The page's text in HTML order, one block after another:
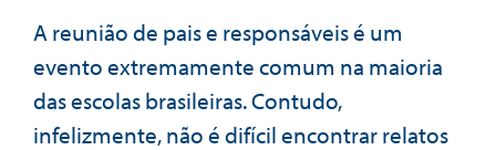
A reunião de pais e responsáveis é um
evento extremamente comum na maioria
das escolas brasileiras. Contudo,
infelizmente, não é difícil encontrar relatos